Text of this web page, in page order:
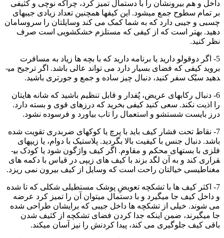
داخل و هم بیرونشان را با دستمال تمیز کرد، چراکه نوچی و کثیفی
بر تمام سطوح جمع می­شود. این کیف­ها همچنین تعداد زیادی جیب­های
چسبی و جیبی دارد که به شما کمک می­ کند وسایلتان را سروسامان
دهید. بهتر است که از کیفی که مستلزم خشک­شویی است صرف
نظر کنید.
5- اگر دوقولو دارید یا برنامه دارید که با بچه­ ها زیاد به مسافرت
بروید کیفی که فضای بسیار دارد می­ تواند عالی باشد. اگر ترجیح می­
دهید سبُک سفر کنید، دنبال چیز ساده و جمع و جورتری باشید.
6- دنبال رکاب­های عریض، پُف­دار و قابل تنظیم باشید که شانه­ هایتان
را اذیت نکند. سعی کنید کیفی بخرید که درز­های قوی و بسته دارد.
درز بایست شستشو و استعمال را تاب بیاورد و فرسوده نشود.
7- نقاط تحت فشار کیف باید با پرچ یا کوک­های ضربدری تقویت شده
باشد. دنبال جنس با کیفیت بالا بگردید. پلاستیک با­ دوام، یا زیپ­های
فلزی با بست­های محکم و مقاوم. اگر کیف واژگون شود یا کودک بی­
قراری کند و به آن لگد بزند با کیف­ های زیپی در قیاس با دکمه­ های
مغناطیسی خیالتان راحت است که وسایل از کیف بیرون نمی­ ریزد.
7- اکثر کیف ­ها با تشکچه تعویضِ پوشک مستطیلی شکلی که تا شده
و داخل کیف جا می­گیرد و با دستمال می­توان آن را تمیز کرد عرضه
می ­شوند. خیلی از تشکچه­ ها داخل جیبی که برایشان طراحی شده
جا می­گیرند، ضمن اینکه جدا کردن فضای تشکچه از کثیف ­شدن
باقی کیف جلوگیری می­ کند، پیدا کردنش را نیز آسان می­کند.